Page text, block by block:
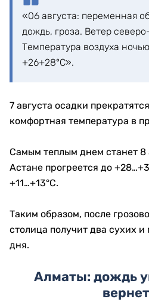
«06 августа: переменная
дождь, гроза. Ветер
Температура воздуха
+26+28°С».
7 августа осадки
комфортная температура в
Самым теплым днем станет 8
Астане прогреется до
+11…+13°C.
Таким образом, после
столица получит два сухих
дня.
Алматы: дождь